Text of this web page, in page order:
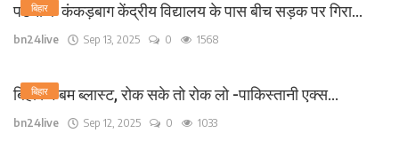
बिहार
पटना के कंकड़बाग केंद्रीय विद्यालय के पास बीच सड़क पर गिरा...
bn24live Sep 13, 2025 0 1568
बिहार
बिहार में बम ब्लास्ट, रोक सके तो रोक लो -पाकिस्तानी एक्स...
bn24live Sep 12, 2025 0 1033